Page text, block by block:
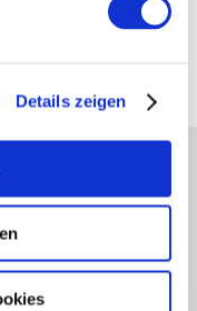
Details zeigen